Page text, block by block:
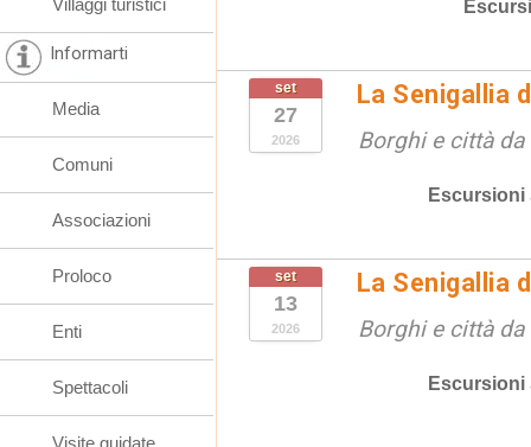
set
27
2026
La Senigallia
Borghi e città
Escursioni
set
13
2026
La Senigallia
Borghi e città
Escursioni
Villaggi turistici
Informarti
Media
Comuni
Associazioni
Proloco
Enti
Spettacoli
Visite guidate